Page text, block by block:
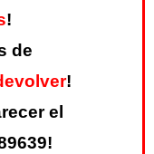
!
de
!
el